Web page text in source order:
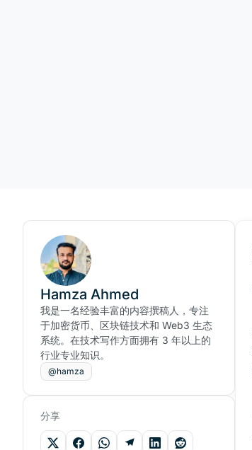
Hamza Ahmed
我是一名经验丰富的内容撰稿人，专注
于加密货币、区块链技术和 Web3 生态
系统。在技术写作方面拥有 3 年以上的
行业专业知识。
@hamza
分享